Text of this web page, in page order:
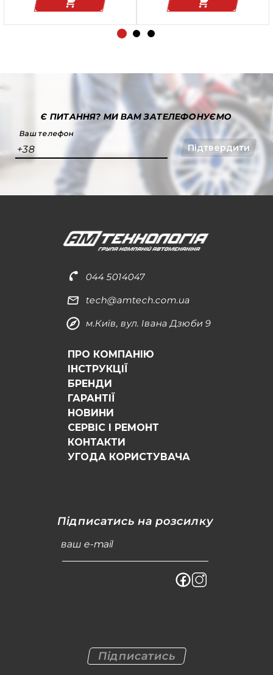
Є ПИТАННЯ?МИ ВАМ ЗАТЕЛЕФОНУЄМО
Ваш телефон
+38 Підтвердити
044 5014047
tech@amtech.com.ua
м.Київ, вул. Івана Дзюби 9
ПРО КОМПАНІЮ
ІНСТРУКЦІЇ
БРЕНДИ
ГАРАНТІЇ
НОВИНИ
СЕРВІС І РЕМОНТ
КОНТАКТИ
УГОДА КОРИСТУВАЧА
Підписатись на розсилку
ваш e-mail
Підписатись